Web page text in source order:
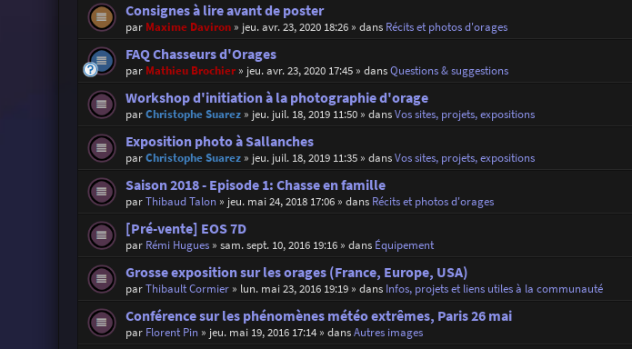
Consignes à lire avant de poster
par Maxime Daviron» jeu. avr. 23, 2020 18:26» dans Récits et photos d'orages
FAQ Chasseurs d'Orages
par Mathieu Brochier» jeu. avr. 23, 2020 17:45» dansQuestions & suggestions
Workshop d'initiation à la photographie d'orage
parChristophe Suarez» jeu. juil. 18, 2019 11:50» dansVos sites, projets, expositions
Exposition photo à Sallanches
parChristophe Suarez» jeu. juil. 18, 2019 11:35» dansVos sites, projets, expositions
Saison 2018 - Episode 1: Chasse en famille
parThibaud Talon» jeu. mai 24, 2018 17:06» dans Récits et photos d'orages
[Pré-vente] EOS 7D
par Rémi Hugues» sam. sept. 10, 2016 19:16» dans Équipement
Grosse exposition sur les orages (France, Europe, USA)
parThibault Cormier» lun. mai 23, 2016 19:19» dans Infos, projets et liens utiles à la communauté
Conférence sur les phénomènes météo extrêmes, Paris 26 mai
par Florent Pin» jeu. mai 19, 2016 17:14» dansAutres images